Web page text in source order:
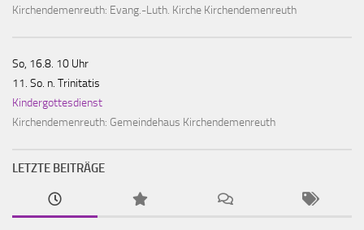
Kirchendemenreuth: Evang.-Luth. Kirche Kirchendemenreuth
So, 16.8. 10 Uhr
11. So. n. Trinitatis
Kindergottesdienst
Kirchendemenreuth: Gemeindehaus Kirchendemenreuth
LETZTE BEITRÄGE